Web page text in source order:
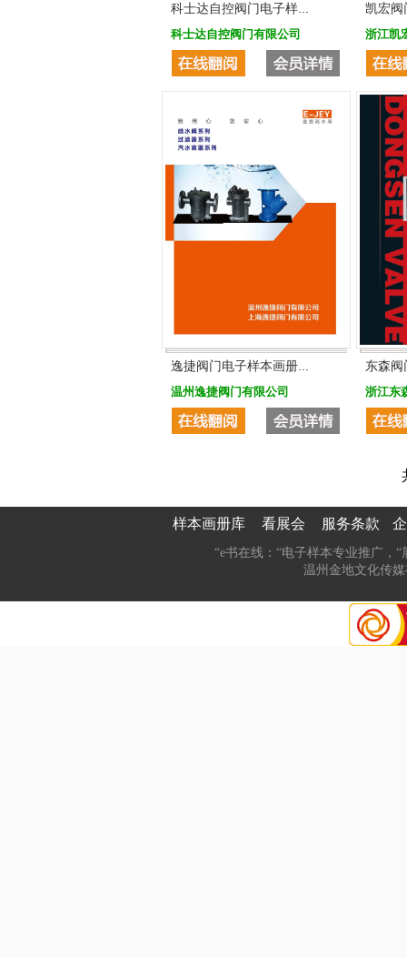
科士达自控阀门电子样...
科士达自控阀门有限公司
凯宏阀
浙江凯
逸捷阀门电子样本画册...
温州逸捷阀门有限公司
东森阀
浙江东
样本画册库 看展会 服务条款
“e书在线：“电子样本专业推广，“
温州金地文化传